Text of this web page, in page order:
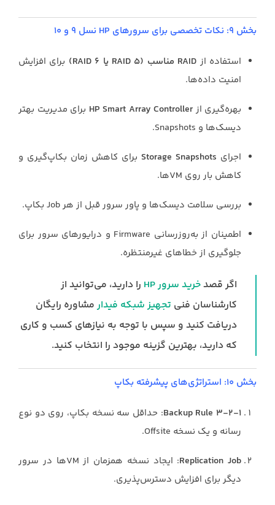
بخش ۹: نکات تخصصی برای سرورهای HP نسل ۹ و ۱۰
استفاده از RAID مناسب (RAID 5 یا RAID 6)
برای افزایش
امنیت داده‌ها.
بهره‌گیری از HP Smart Array Controller برای مدیریت بهتر
دیسک‌ها و Snapshots.
اجرای Storage Snapshots برای کاهش زمان بکاپ‌گیری و
کاهش بار روی VMها.
بررسی سلامت دیسک‌ها و پاور سرور قبل از هر Job بکاپ.
اطمینان از به‌روزرسانی Firmware و درایورهای سرور برای
جلوگیری از خطاهای غیرمنتظره.
اگر قصدخرید سرور HP
را دارید، می‌توانید از
کارشناسان فنی تجهیز شبکه فیدار مشاوره رایگان
دریافت کنید و سپس با توجه به نیازهای کسب و کاری
که دارید، بهترین گزینه موجود را انتخاب کنید.
بخش ۱۰: استراتژی‌های پیشرفته بکاپ
3-2-1 Backup Rule
: حداقل سه نسخه بکاپ، روی دو نوع
رسانه و یک نسخه Offsite.
Replication Job
: ایجاد نسخه همزمان از VMها در سرور
دیگر برای افزایش دسترس‌پذیری.